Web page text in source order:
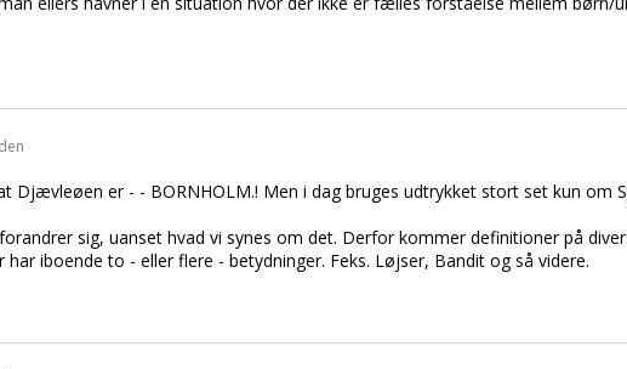
Djævleøen er - - BORNHOLM.! Men i dag bruges udtrykket stort set kun om
sig, uanset hvad vi synes om det. Derfor kommer definitioner på
har iboende to - eller flere - betydninger. Feks. Løjser, Bandit og så videre.